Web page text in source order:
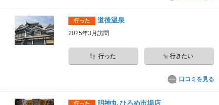
行った 道後温泉
2025年3月訪問
行った 行きたい
口コミを見る
行った 明神丸 ひろめ市場店